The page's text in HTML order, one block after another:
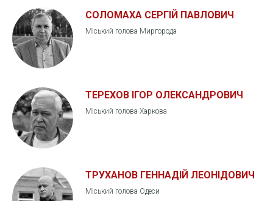
СОЛОМАХА СЕРГІЙ ПАВЛОВИЧ
Міський голова Миргорода
ТЕРЕХОВ ІГОР ОЛЕКСАНДРОВИЧ
Міський голова Харкова
ТРУХАНОВ ГЕННАДІЙ ЛЕОНІДОВИЧ
Міський голова Одеси